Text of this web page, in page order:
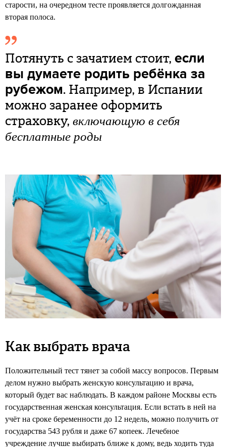
старости, на очередном тесте проявляется долгожданная
вторая полоса.
Потянуть с зачатием стоит, если
вы думаете родить ребёнка за
рубежом. Например, в Испании
можно заранее оформить
страховку, включающую в себя
бесплатные роды
Как выбрать врача
Положительный тест тянет за собой массу вопросов. Первым
делом нужно выбрать женскую консультацию и врача,
который будет вас наблюдать. В каждом районе Москвы есть
государственная женская консультация. Если встать в ней на
учёт на сроке беременности до 12 недель, можно получить от
государства 543 рубля и даже 67 копеек. Лечебное
учреждение лучше выбирать ближе к дому, ведь ходить туда